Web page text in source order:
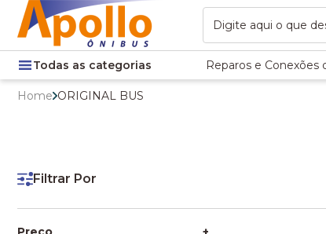
Todas as categorias Reparos e Conexões
Home ORIGINAL BUS
Filtrar Por